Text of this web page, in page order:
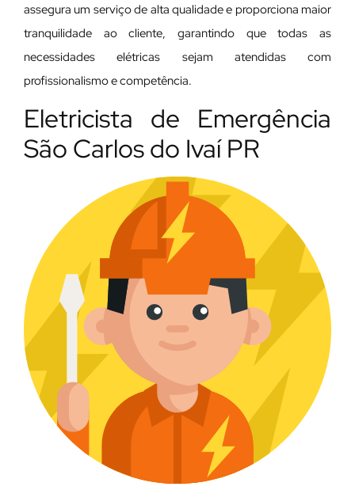
assegura um serviço de alta qualidade e proporciona maior
tranquilidade ao cliente, garantindo que todas as
necessidades elétricas sejam atendidas com
profissionalismo e competência.
Eletricista de Emergência
São Carlos do Ivaí PR